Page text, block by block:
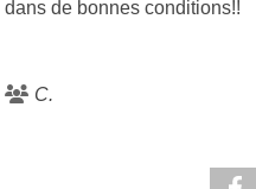
dans de bonnes conditions!!
C.